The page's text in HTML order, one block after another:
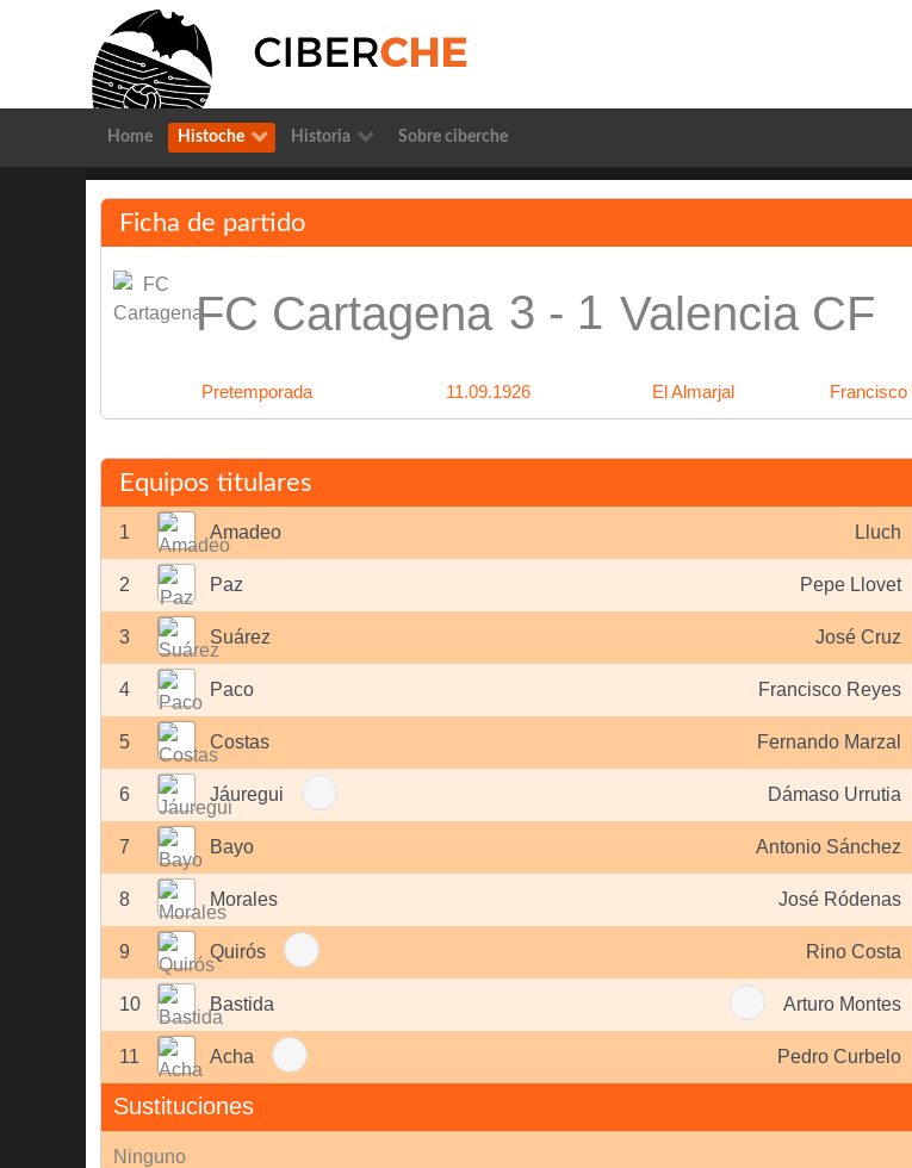
Home Histoche Historia Sobre ciberche
Ficha de partido
FC Cartagena 3 - 1 Valencia CF
Pretemporada 11.09.1926 El Almarjal Francisco
Equipos titulares
1 Amadeo
2 Paz
3 Suárez
4 Paco
5 Costas
6 Jáuregui
7 Bayo
8 Morales
9 Quirós
10 Bastida
11 Acha
Sustituciones
Ninguno
Lluch
Pepe Llovet
José Cruz
Francisco Reyes
Fernando Marzal
Dámaso Urrutia
Antonio Sánchez
José Ródenas
Rino Costa
Arturo Montes
Pedro Curbelo